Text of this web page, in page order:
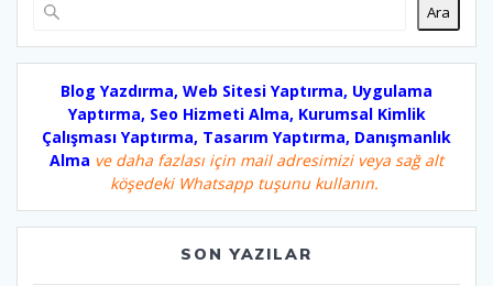
Ara
Blog Yazdırma, Web Sitesi Yaptırma, Uygulama
Yaptırma, Seo Hizmeti Alma, Kurumsal Kimlik
Çalışması Yaptırma, Tasarım Yaptırma, Danışmanlık
Alma ve daha fazlası için mail adresimizi veya sağ alt
köşedeki Whatsapp tuşunu kullanın.
SON YAZILAR